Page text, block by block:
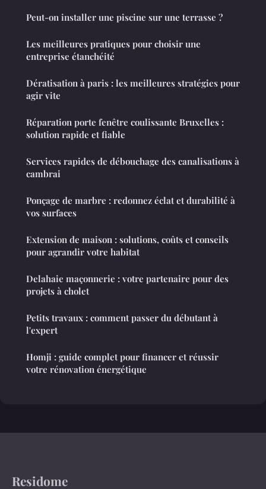
Peut-on installer une piscine sur une terrasse ?
Les meilleures pratiques pour choisir une
entreprise étanchéité
Dératisation à paris : les meilleures stratégies pour
agir vite
Réparation porte fenêtre coulissante Bruxelles :
solution rapide et fiable
Services rapides de débouchage des canalisations à
cambrai
Ponçage de marbre : redonnez éclat et durabilité à
vos surfaces
Extension de maison : solutions, coûts et conseils
pour agrandir votre habitat
Delahaie maçonnerie : votre partenaire pour des
projets à cholet
Petits travaux : comment passer du débutant à
l'expert
Homji : guide complet pour financer et réussir
votre rénovation énergétique
Residome